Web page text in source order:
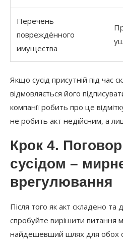
Перечень
повреждённого
имущества
Якщо сусід присутній під час
відмовляється його
компанії робить про це
не робить акт недійсним, а
Крок 4.
сусідом –
врегулювання
Після того як акт складено та
спробуйте вирішити
найдешевший шлях для обох